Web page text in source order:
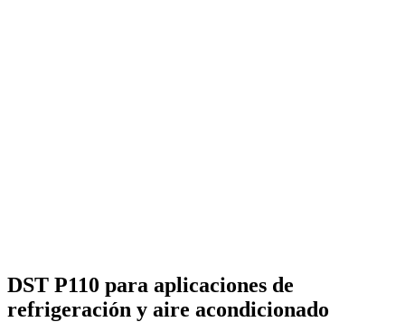
DST P110 para aplicaciones de
refrigeración y aire acondicionado